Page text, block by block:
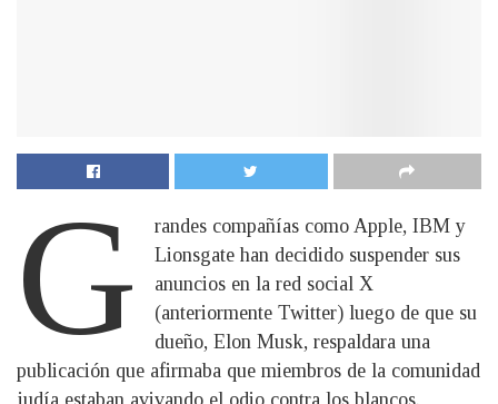
G
randes compañías como Apple, IBM y
Lionsgate han decidido suspender sus
anuncios en la red social X
(anteriormente Twitter) luego de que su
dueño, Elon Musk, respaldara una
publicación que afirmaba que miembros de la comunidad